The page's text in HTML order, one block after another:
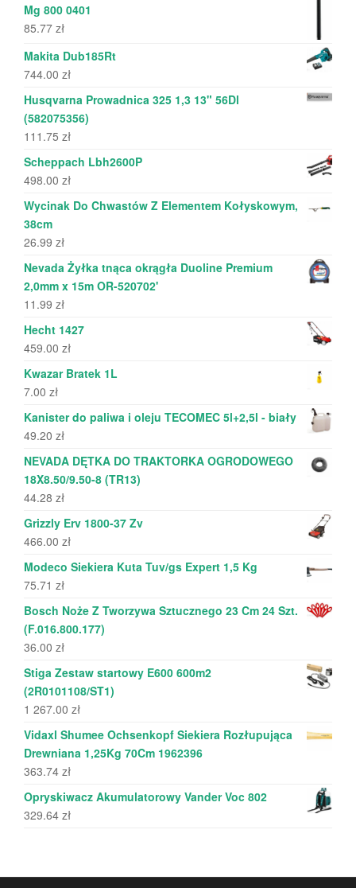
Mg 800 0401
85.77 zł
Makita Dub185Rt
744.00 zł
Husqvarna Prowadnica 325 1,3 13" 56Dl
(582075356)
111.75 zł
Scheppach Lbh2600P
498.00 zł
Wycinak Do Chwastów Z Elementem Kołyskowym,
38cm
26.99 zł
Nevada Żyłka tnąca okrągła Duoline Premium
2,0mm x 15m OR-520702'
11.99 zł
Hecht 1427
459.00 zł
Kwazar Bratek 1L
7.00 zł
Kanister do paliwa i oleju TECOMEC 5l+2,5l - biały
49.20 zł
NEVADA DĘTKA DO TRAKTORKA OGRODOWEGO
18X8.50/9.50-8 (TR13)
44.28 zł
Grizzly Erv 1800-37 Zv
466.00 zł
Modeco Siekiera Kuta Tuv/gs Expert 1,5 Kg
75.71 zł
Bosch Noże Z Tworzywa Sztucznego 23 Cm 24 Szt.
(F.016.800.177)
36.00 zł
Stiga Zestaw startowy E600 600m2
(2R0101108/ST1)
1 267.00 zł
Vidaxl Shumee Ochsenkopf Siekiera Rozłupująca
Drewniana 1,25Kg 70Cm 1962396
363.74 zł
Opryskiwacz Akumulatorowy Vander Voc 802
329.64 zł